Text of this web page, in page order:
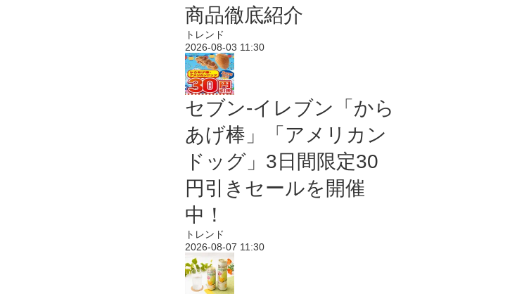
商品徹底紹介
トレンド
2026-08-03 11:30
セブン‐イレブン「から
あげ棒」「アメリカン
ドッグ」3日間限定30
円引きセールを開催
中！
トレンド
2026-08-07 11:30